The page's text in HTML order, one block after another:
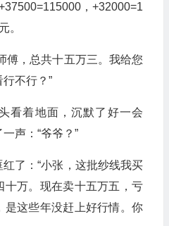
，+32000=1
。
傅，总共十五万三。我给您
不行？”
看着地面，沉默了好一会
声：“爷爷？”
了：“小张，这批纱线我买
十万。现在卖十五万五，亏
是这些年没赶上好行情。你